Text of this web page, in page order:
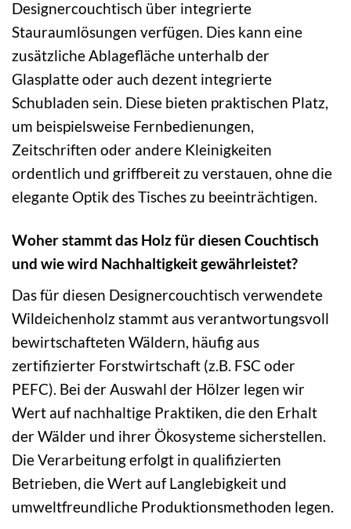
Designercouchtisch über integrierte
Stauraumlösungen verfügen. Dies kann eine
zusätzliche Ablagefläche unterhalb der
Glasplatte oder auch dezent integrierte
Schubladen sein. Diese bieten praktischen Platz,
um beispielsweise Fernbedienungen,
Zeitschriften oder andere Kleinigkeiten
ordentlich und griffbereit zu verstauen, ohne die
elegante Optik des Tisches zu beeinträchtigen.
Woher stammt das Holz für diesen Couchtisch
und wie wird Nachhaltigkeit gewährleistet?
Das für diesen Designercouchtisch verwendete
Wildeichenholz stammt aus verantwortungsvoll
bewirtschafteten Wäldern, häufig aus
zertifizierter Forstwirtschaft (z.B. FSC oder
PEFC). Bei der Auswahl der Hölzer legen wir
Wert auf nachhaltige Praktiken, die den Erhalt
der Wälder und ihrer Ökosysteme sicherstellen.
Die Verarbeitung erfolgt in qualifizierten
Betrieben, die Wert auf Langlebigkeit und
umweltfreundliche Produktionsmethoden legen.